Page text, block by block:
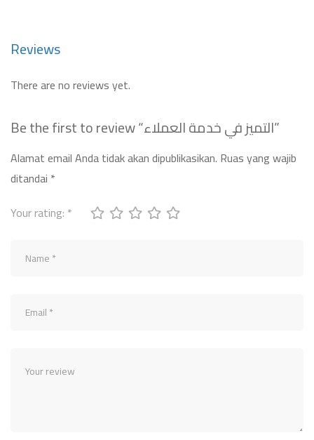
Reviews
There are no reviews yet.
Be the first to review “التميز في خدمة العملاء”
Alamat email Anda tidak akan dipublikasikan. Ruas yang wajib
ditandai *
Your rating: *